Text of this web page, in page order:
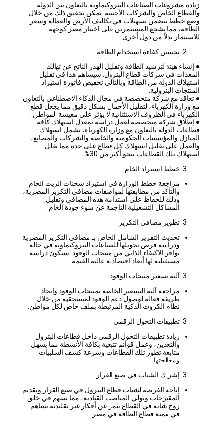
زيادة مشروعات الصناعات البتروكيماوية بالتعاون بين الدولة
والقطاع الخاص والشركات الأجنبية. يمكن تحقيق ذلك من خلال
وضع خطط تتضمن تسهيلات في تكاليف الأرض والعمالة وسعر
الطاقة، مما يشجع المستثمرين على اختيار مصر كوجهة
للاستثمار بدلاً من دول أخرى.
تحسين كفاءة استخدام الطاقة
● إنشاء هيئة لترشيد الطاقة وتقليل الهدر الناتج عن تهالك
المعدات في شركات قطاع البترول. سيساهم هذا في تقليل
استهلاك الدولة من الطاقة وبالتالي تخفيض فاتورة استيراد
المنتجات البترولية.
● تعاقد مع شركة متخصصة في مجال الذكاء الاصطناعي بالتعاون
مع وزارة الكهرباء، لتقليل الأحمال بشكل دقيق مما يجعل قطع
الكهرباء في الظروف الاستثنائية لا يؤثر على معيشة المواطن.
● إطلاق شركة متخصصة لعمل دراسة بمعدل استهلاك كافة
قطاعات الدولة بالتعاون مع وزارة الكهرباء، تشمل استهلاك
المنازل والمؤسسات الحكومية والخاصة والشركات والمصانع،
والعمل على تقليل استهلاك كل قطاع على حدة مما يقلل
استهلاك تلك القطاعات بنحو أكثر من 30%.
خطط استيراد الخام
مراجعة خطط الوزارة في استيراد شحنات الزيت الخام
والتأكد من مطابقتها لمواصفات مصافي التكرير المصرية،
وذلك للحفاظ على استدامة هذه المصافي وتقليل
المشاكل التشغيلية الناجمة عن سوء جودة الخام.
تطوير مصافي التكرير
تحديث التقرير الشامل الخاص بـ مصافي التكرير المصرية
ودراسة فرص تحويلها للصناعات البتروكيماوية في حالة
توافر الاكتفاء الذاتي من منتجات الوقود. ستكون دراسة
مستقبلية لها أبعاد اقتصادية عالية القيمة.
آلية تسعير منتجات الوقود
مراجعة آلية التسعير الخاصة بمنتجات الوقود وإيجاد
طريقة فعالة لوصول دعم الوقود لمستحقيه من خلال
نظام الكروت الذكية المرتبطة بملف خاص لكل مواطن.
تطبيقات التحول الرقمي
زيادة تطبيقات التحول الرقمي داخل قطاعات البترول
والتعدين، وعمل قوائم تتبعية بكافة الأنشطة مما يسهل
متابعة تطور تلك القطاعات وسرعة كشف السلبيات
ومعالجتها.
إشراك الشباب في صنع القرار
إتاحة الفرصة لشباب قطاع البترول في صنع القرار وتقديم
المقترحات وتولي المناصب القيادية، مما يسهم في خلق
روح شابة في القطاع تثمر عن أفكار غير تقليدية تساهم
في تنمية قطاع الطاقة في مصر.